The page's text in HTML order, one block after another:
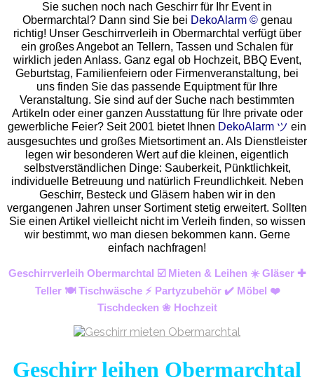
Sie suchen noch nach Geschirr für Ihr Event in
Obermarchtal? Dann sind Sie bei DekoAlarm ©genau
richtig! Unser Geschirrverleih in Obermarchtal verfügt über
ein großes Angebot an Tellern, Tassen und Schalen für
wirklich jeden Anlass. Ganz egal ob Hochzeit, BBQ Event,
Geburtstag, Familienfeiern oder Firmenveranstaltung, bei
uns finden Sie das passende Equiptment für Ihre
Veranstaltung. Sie sind auf der Suche nach bestimmten
Artikeln oder einer ganzen Ausstattung für Ihre private oder
gewerbliche Feier? Seit 2001 bietet Ihnen DekoAlarm ツ ein
ausgesuchtes und großes Mietsortiment an. Als Dienstleister
legen wir besonderen Wert auf die kleinen, eigentlich
selbstverständlichen Dinge: Sauberkeit, Pünktlichkeit,
individuelle Betreuung und natürlich Freundlichkeit. Neben
Geschirr, Besteck und Gläsern haben wir in den
vergangenen Jahren unser Sortiment stetig erweitert. Sollten
Sie einen Artikel vielleicht nicht im Verleih finden, so wissen
wir bestimmt, wo man diesen bekommen kann. Gerne
einfach nachfragen!
Geschirrverleih Obermarchtal ☑️ Mieten & Leihen ☀️ Gläser ✚
Teller 🍽️ Tischwäsche ⚡ Partyzubehör ✔️ Möbel ❤️
Tischdecken ❀ Hochzeit
Geschirr leihen Obermarchtal